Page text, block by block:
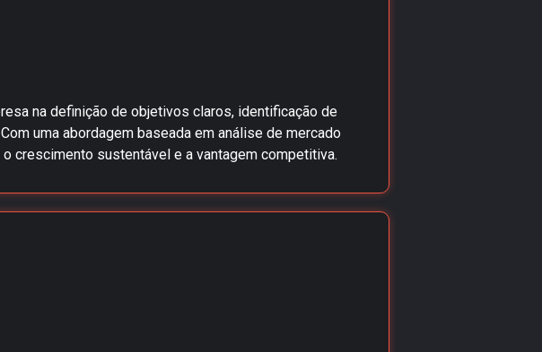
na definição de objetivos claros, identificação de
uma abordagem baseada em análise de mercado
crescimento sustentável e a vantagem competitiva.